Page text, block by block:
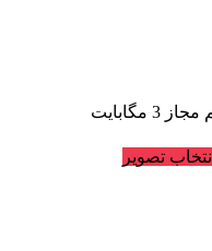
انتخاب تصویر